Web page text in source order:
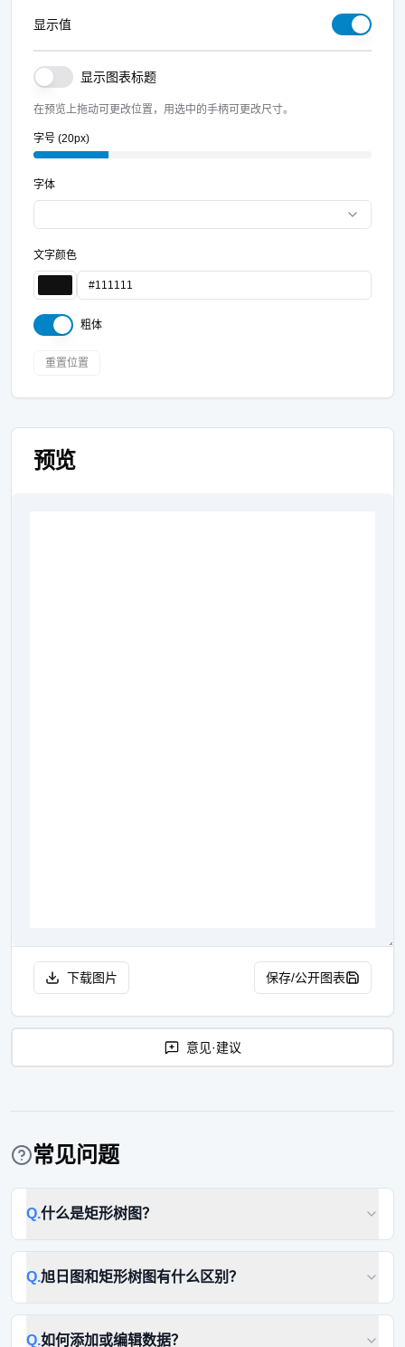
显示值
显示图表标题
在预览上拖动可更改位置，用选中的手柄可更改尺寸。
字号 (20px)
字体
文字颜色
粗体
重置位置
预览
下载图片 保存/公开图表
意见·建议
常见问题
Q.什么是矩形树图？
Q.旭日图和矩形树图有什么区别？
Q.如何添加或编辑数据？